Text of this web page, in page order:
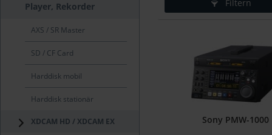
Player, Rekorder
AXS / SR Master
SD / CF Card
Harddisk mobil
Harddisk stationär
XDCAM HD / XDCAM EX
Filtern
Sony PMW-1000